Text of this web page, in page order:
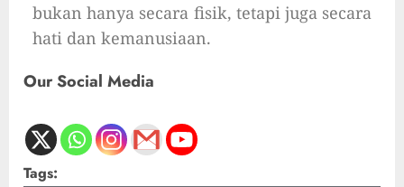
bukan hanya secara fisik, tetapi juga secara
hati dan kemanusiaan.
Our Social Media
Tags: